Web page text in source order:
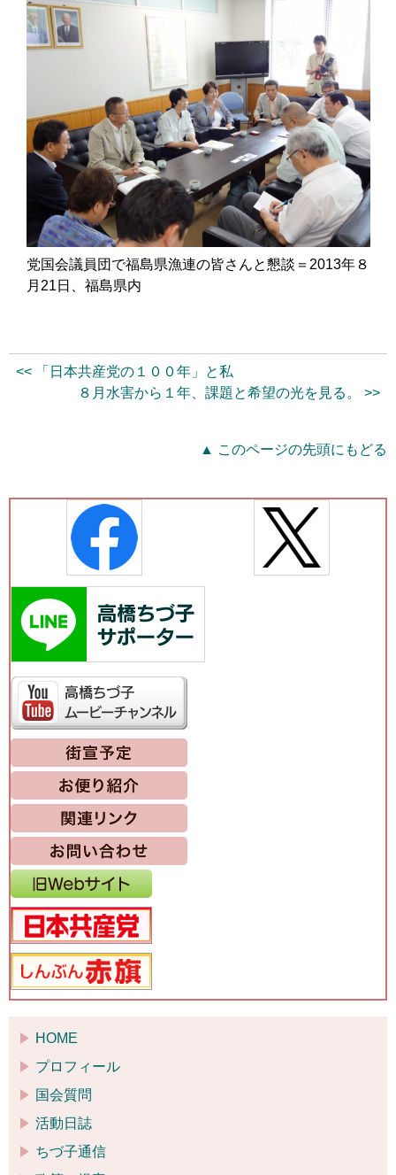
党国会議員団で福島県漁連の皆さんと懇談＝2013年８
月21日、福島県内
<< 「日本共産党の１００年」と私
８月水害から１年、課題と希望の光を見る。 >>
▲ このページの先頭にもどる
HOME
プロフィール
国会質問
活動日誌
ちづ子通信